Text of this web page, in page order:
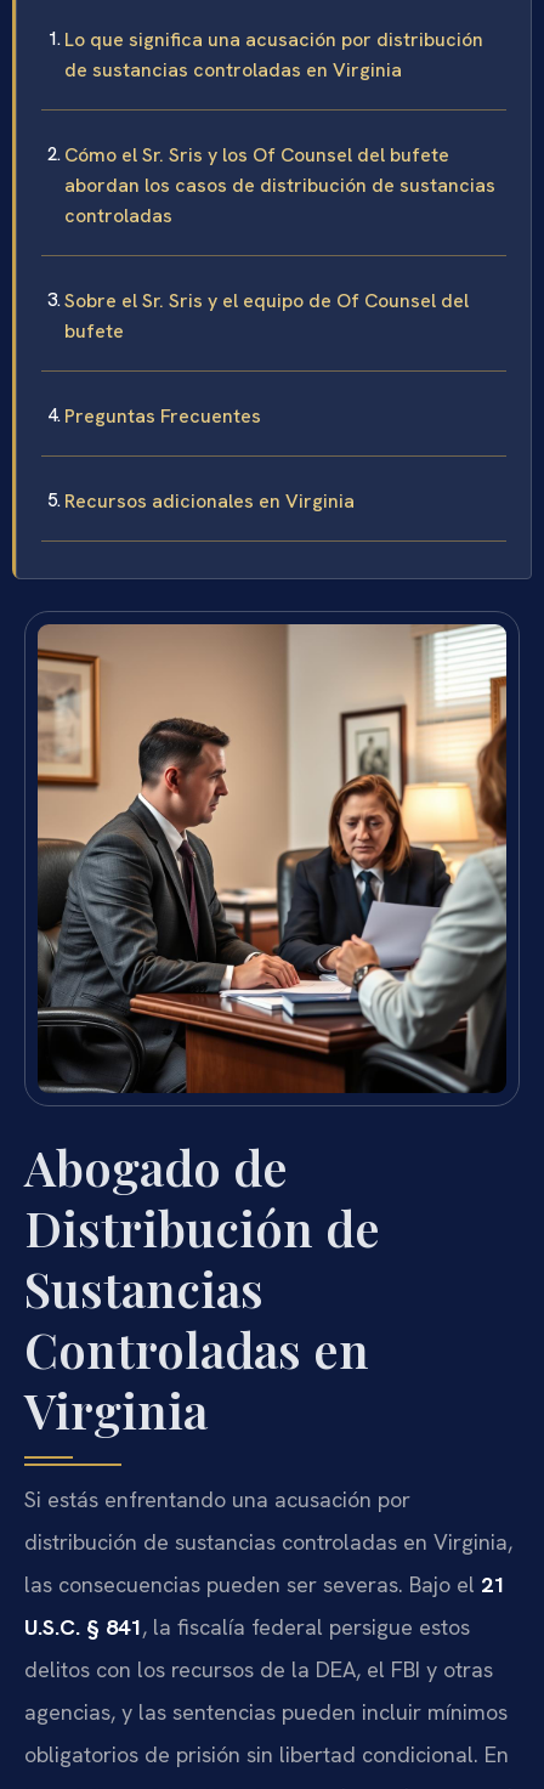
Lo que significa una acusación por distribución
de sustancias controladas en Virginia
Cómo el Sr. Sris y los Of Counsel del bufete
abordan los casos de distribución de sustancias
controladas
Sobre el Sr. Sris y el equipo de Of Counsel del
bufete
Preguntas Frecuentes
Recursos adicionales en Virginia
Abogado de
Distribución de
Sustancias
Controladas en
Virginia
Si estás enfrentando una acusación por
distribución de sustancias controladas en Virginia,
las consecuencias pueden ser severas. Bajo el 21
U.S.C. § 841, la fiscalía federal persigue estos
delitos con los recursos de la DEA, el FBI y otras
agencias, y las sentencias pueden incluir mínimos
obligatorios de prisión sin libertad condicional. En